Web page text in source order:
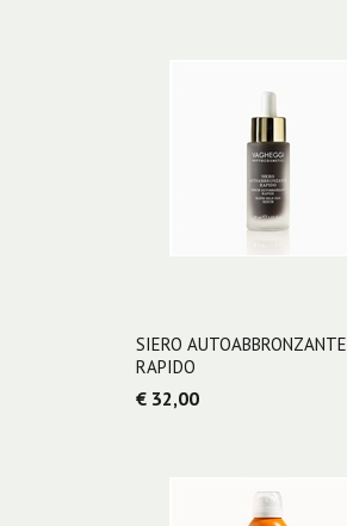
SIERO AUTOABBRONZANTE
RAPIDO
€ 32,00